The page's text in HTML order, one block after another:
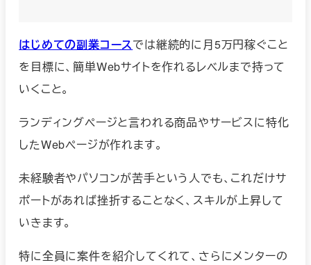
はじめての副業コースでは継続的に月5万円稼ぐこと
を目標に、簡単Webサイトを作れるレベルまで持って
いくこと。
ランディングページと言われる商品やサービスに特化
したWebページが作れます。
未経験者やパソコンが苦手という人でも、これだけサ
ポートがあれば挫折することなく、スキルが上昇して
いきます。
特に全員に案件を紹介してくれて、さらにメンターの